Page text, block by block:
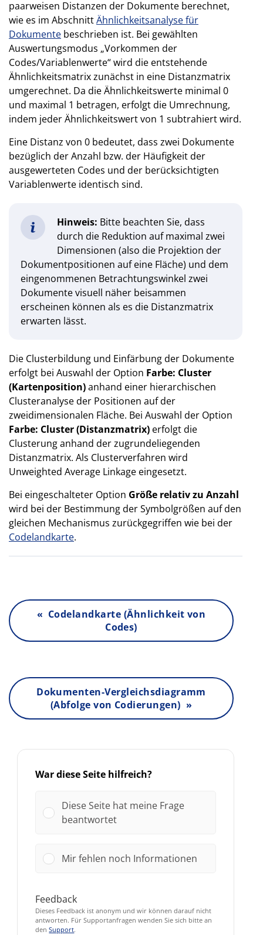
paarweisen Distanzen der Dokumente berechnet,
wie es im AbschnittÄhnlichkeitsanalyse für
Dokumente beschrieben ist. Bei gewählten
Auswertungsmodus „Vorkommen der
Codes/Variablenwerte“ wird die entstehende
Ähnlichkeitsmatrix zunächst in eine Distanzmatrix
umgerechnet. Da die Ähnlichkeitswerte minimal 0
und maximal 1 betragen, erfolgt die Umrechnung,
indem jeder Ähnlichkeitswert von 1 subtrahiert wird.
Eine Distanz von 0 bedeutet, dass zwei Dokumente
bezüglich der Anzahl bzw. der Häufigkeit der
ausgewerteten Codes und der berücksichtigten
Variablenwerte identisch sind.
Hinweis: Bitte beachten Sie, dass
durch die Reduktion auf maximal zwei
Dimensionen (also die Projektion der
Dokumentpositionen auf eine Fläche) und dem
eingenommenen Betrachtungswinkel zwei
Dokumente visuell näher beisammen
erscheinen können als es die Distanzmatrix
erwarten lässt.
Die Clusterbildung und Einfärbung der Dokumente
erfolgt bei Auswahl der Option Farbe: Cluster
(Kartenposition)anhand einer hierarchischen
Clusteranalyse der Positionen auf der
zweidimensionalen Fläche. Bei Auswahl der Option
Farbe: Cluster (Distanzmatrix) erfolgt die
Clusterung anhand der zugrundeliegenden
Distanzmatrix. Als Clusterverfahren wird
Unweighted Average Linkage eingesetzt.
Bei eingeschalteter Option Größe relativ zu Anzahl
wird bei der Bestimmung der Symbolgrößen auf den
gleichen Mechanismus zurückgegriffen wie bei der
Codelandkarte.
« Codelandkarte (Ähnlichkeit von
Codes)
Dokumenten-Vergleichsdiagramm
(Abfolge von Codierungen) »
War diese Seite hilfreich?
Diese Seite hat meine Frage
beantwortet
Mir fehlen noch Informationen
Feedback
Dieses Feedback ist anonym und wir können darauf nicht
antworten. Für Supportanfragen wenden Sie sich bitte an
denSupport.